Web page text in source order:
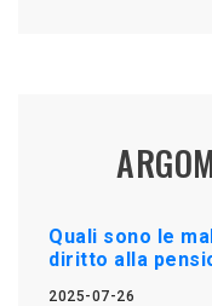
Quali sono le
diritto alla
2025-07-26